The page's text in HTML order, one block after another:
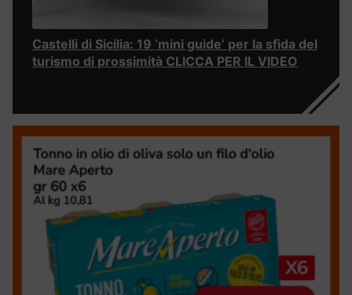
Castelli di Sicilia: 19 ‘mini guide’ per la sfida del
turismo di prossimità CLICCA PER IL VIDEO